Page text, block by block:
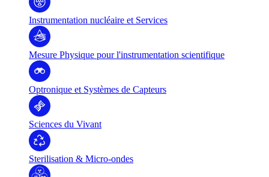
Instrumentation nucléaire et Services
Mesure Physique pour l'instrumentation scientifique
Optronique et Systèmes de Capteurs
Sciences du Vivant
Sterilisation & Micro-ondes